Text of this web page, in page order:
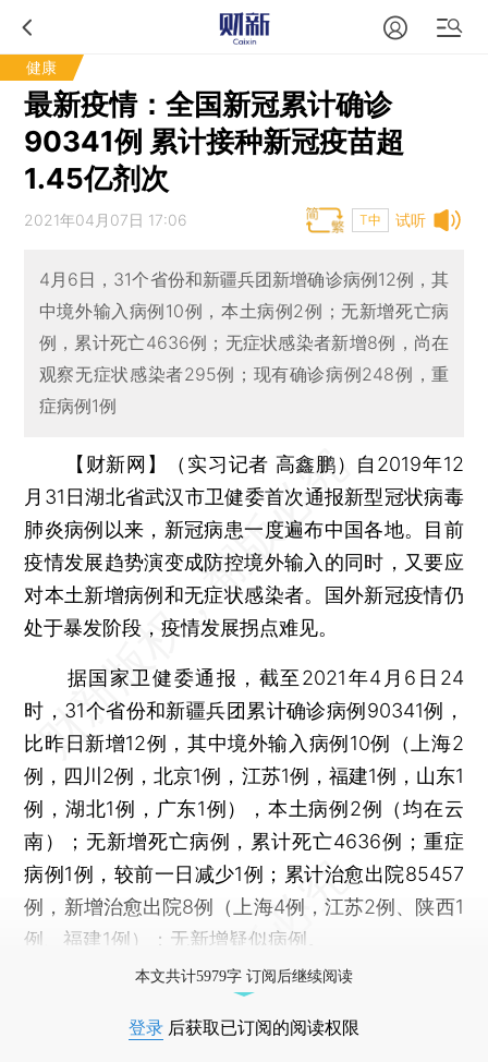
健康
最新疫情：全国新冠累计确诊
90341例 累计接种新冠疫苗超
1.45亿剂次
试听
2021年04月07日 17:06 T中
4月6日，31个省份和新疆兵团新增确诊病例12例，其
中境外输入病例10例，本土病例2例；无新增死亡病
例，累计死亡4636例；无症状感染者新增8例，尚在
观察无症状感染者295例；现有确诊病例248例，重
症病例1例
【财新网】（实习记者 高鑫鹏） 自2019年12
月31日湖北省武汉市卫健委首次通报新型冠状病毒
肺炎病例以来，新冠病患一度遍布中国各地。目前
疫情发展趋势演变成防控境外输入的同时，又要应
对本土新增病例和无症状感染者。国外新冠疫情仍
处于暴发阶段，疫情发展拐点难见。
据国家卫健委通报，截至2021年4月6日24
时，31个省份和新疆兵团累计确诊病例90341例，
比昨日新增12例，其中境外输入病例10例（上海2
例，四川2例，北京1例，江苏1例，福建1例，山东1
例，湖北1例，广东1例），本土病例2例（均在云
南）；无新增死亡病例，累计死亡4636例；重症
病例1例，较前一日减少1例；累计治愈出院85457
例，新增治愈出院8例（上海4例，江苏2例、陕西1
例、福建1例）；无新增疑似病例。
本文共计5979字 订阅后继续阅读
登录 后获取已订阅的阅读权限